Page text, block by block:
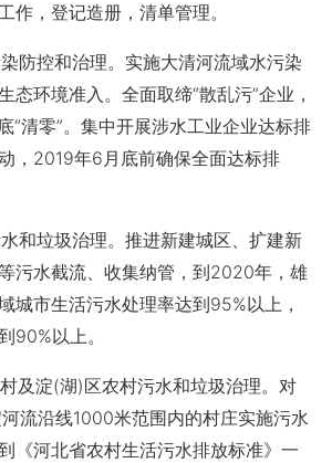
作，登记造册，清单管理。
控和治理。实施大清河流域水污染
态环境准入。全面取缔“散乱污”企业，
“清零”。集中开展涉水工业企业达标排
，2019年6月底前确保全面达标排
垃圾治理。推进新建城区、扩建新
污水截流、收集纳管，到2020年，雄
城市生活污水处理率达到95%以上，
90%以上。
淀(湖)区农村污水和垃圾治理。对
流沿线1000米范围内的村庄实施污水
《河北省农村生活污水排放标准》一